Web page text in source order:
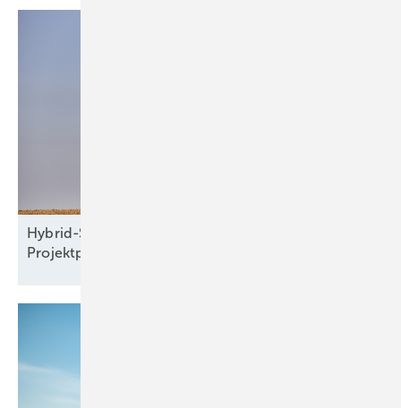
Hybrid-Seminar: Windparkplanung und
Projektprüfung